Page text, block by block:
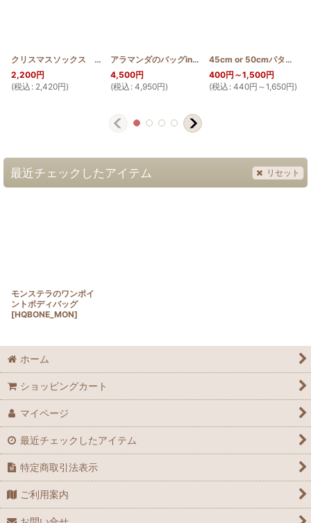
クリスマスソックス トナカイ ブルー [Xmas_boot_2016_BLUE]
2,200円
(税込 : 2,420円)
アラマンダのバッグinバッグ [HQBIB_ALA]
4,500円
(税込 : 4,950円)
45cm or 50cmパターン(テッポウユリ)
400円 ～1,500円
(税込 : 440円 ～1,650円)
最近チェックしたアイテム リセット
モンステラのワンポイ
ントボディバッグ
[HQBONE_MON]
ホーム
ショッピングカート
マイページ
最近チェックしたアイテム
特定商取引法表示
ご利用案内